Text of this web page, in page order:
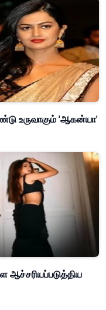
உருவாகும் 'ஆகன்யா'
ஆச்சரியப்படுத்திய